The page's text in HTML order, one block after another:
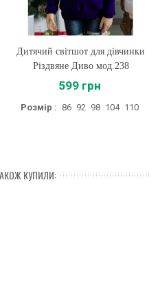
Дитячий світшот для дівчинки
Різдвяне Диво мод.238
599 грн
Розмір : 86 92 98 104 110
КУПИЛИ: